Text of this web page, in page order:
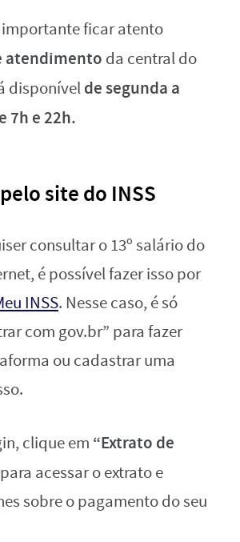
importante ficar atento
atendimento da central do
disponívelde segunda a
7h e 22h.
site do INSS
consultar o 13º salário do
é possível fazer isso por
INSS. Nesse caso, é só
com gov.br” para fazer
ou cadastrar uma
clique em “Extrato de
para acessar o extrato e
sobre o pagamento do seu